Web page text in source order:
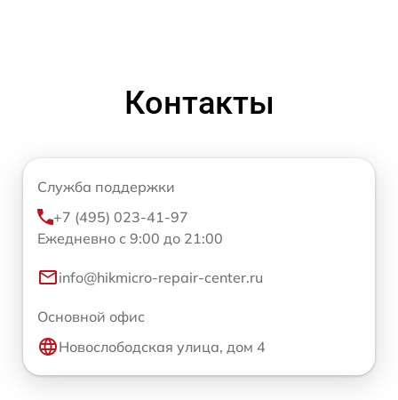
Контакты
Служба поддержки
+7 (495) 023-41-97
Ежедневно с 9:00 до 21:00
info@hikmicro-repair-center.ru
Основной офис
Новослободская улица, дом 4